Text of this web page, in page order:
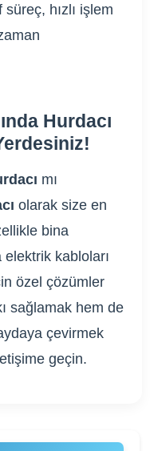
hızlı işlem
Hurdacı
mı
olarak size en
bina
elektrik kabloları
özel çözümler
sağlamak hem de
çevirmek
geçin.